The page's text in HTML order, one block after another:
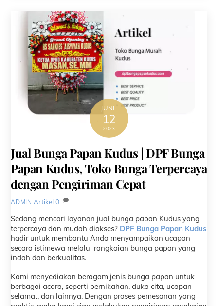
JUNE
12
2023
Jual Bunga Papan Kudus | DPF Bunga
Papan Kudus, Toko Bunga Terpercaya
dengan Pengiriman Cepat
ADMIN Artikel 0
Sedang mencari layanan jual bunga papan Kudus yang
terpercaya dan mudah diakses? DPF Bunga Papan Kudus
hadir untuk membantu Anda menyampaikan ucapan
secara istimewa melalui rangkaian bunga papan yang
indah dan berkualitas.
Kami menyediakan beragam jenis bunga papan untuk
berbagai acara, seperti pernikahan, duka cita, ucapan
selamat, dan lainnya. Dengan proses pemesanan yang